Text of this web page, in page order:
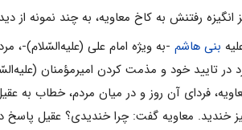
رفتنش به کاخ معاویه، به چند نمونه از
بنی هاشم -به ویژه امام علی (علیه‌السّلام)-،
تایید خود و مذمت کردن امیرمؤمنان
فردای آن روز و در میان مردم، خطاب به
خندید. معاویه گفت: چرا خندیدی؟ عقیل پاسخ